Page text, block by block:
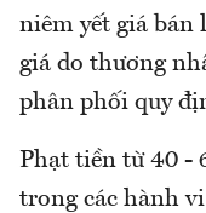
niêm yết giá bán
giá do thương
phân phối quy
Phạt tiền từ 40 -
trong các hành